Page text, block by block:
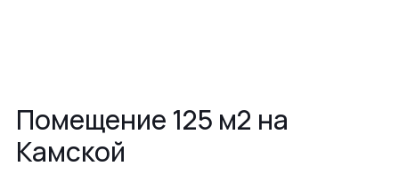
Помещение 125 м2 на
Камской